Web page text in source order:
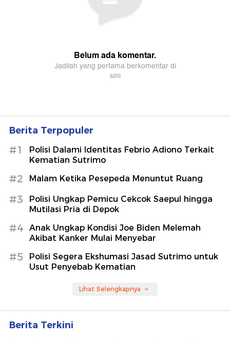
Berita Terpopuler
#1
Polisi Dalami Identitas Febrio Adiono Terkait
Kematian Sutrimo
#2 Malam Ketika Pesepeda Menuntut Ruang
#3
Polisi Ungkap Pemicu Cekcok Saepul hingga
Mutilasi Pria di Depok
#4
Anak Ungkap Kondisi Joe Biden Melemah
Akibat Kanker Mulai Menyebar
#5
Polisi Segera Ekshumasi Jasad Sutrimo untuk
Usut Penyebab Kematian
Lihat Selengkapnya
Berita Terkini